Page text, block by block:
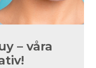
– våra